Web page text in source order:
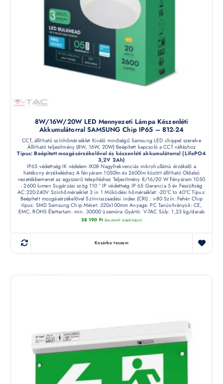
8W/16W/20W LED Mennyezeti Lámpa Készenléti
Akkumulátorral SAMSUNG Chip IP65 – 812-24
CCT, állítható színhőmérséklet Kiváló minőségű Samsung LED chippel szerelve
Állítható teljesítmény (8W, 16W, 20W) Beépített kapcsoló a CCT váltáshoz
Típus: Beépített mozgásérzékelővel és készenléti akkumulátorral (LifePO4
3,2V 2Ah)
IP65 védettség IK védelem IK08 Nagyfrekvenciás mikrohullámú érzékelő a
hatékony érzékeléshez A fényáram 1050lm és 2600lm között állítható Oldalsó
vezetékbemenet az egyszerű telepítéshez Teljesítmény 8/16/20 W Fényáram 1050
- 2600 lumen Sugárzási szög 110 ° IP védettség IP 65 Garancia 5 év Feszültség
AC:220-240V Színhőmérséklet 3 in 1 Működési hőmérséklet: -20°C to 40°C Típus:
Beépített mozgásérzékelővel Színvisszaadási index (CRI) : >80 Szín: Fehér Chip
típus: SMD Samsung Chip Méret: 320x100mm Anyaga: PC Tanúsítványok: CE,
EMC, ROHS Élettartam: min. 30000 üzemóra Gyártó: V-TAC Súly: 1,23 kg/darab
28 190 Ft (készletről érdeklődjön)
Kosárba teszem